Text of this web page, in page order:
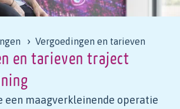
en tarieven traject
Vergoedingen en tarieven
een maagverkleinende operatie